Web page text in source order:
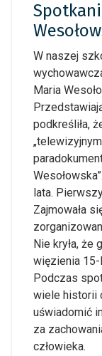
W naszej
Maria
podkreśliła,
lata.
Zajmowała
Nie kryła, że
więzienia 15-
Podczas
wiele historii
uświadomić
za
człowieka.